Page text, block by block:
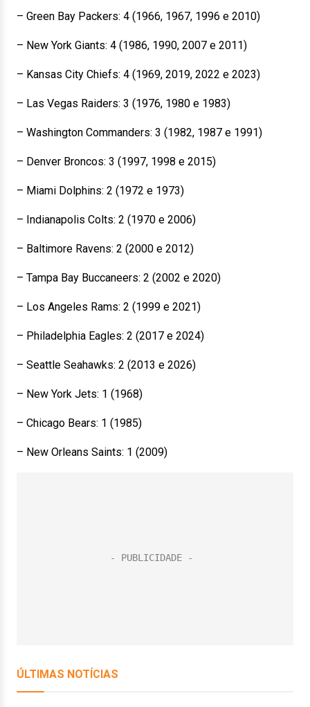
– Green Bay Packers: 4 (1966, 1967, 1996 e 2010)
– New York Giants: 4 (1986, 1990, 2007 e 2011)
– Kansas City Chiefs: 4 (1969, 2019, 2022 e 2023)
– Las Vegas Raiders: 3 (1976, 1980 e 1983)
– Washington Commanders: 3 (1982, 1987 e 1991)
– Denver Broncos: 3 (1997, 1998 e 2015)
– Miami Dolphins: 2 (1972 e 1973)
– Indianapolis Colts: 2 (1970 e 2006)
– Baltimore Ravens: 2 (2000 e 2012)
– Tampa Bay Buccaneers: 2 (2002 e 2020)
– Los Angeles Rams: 2 (1999 e 2021)
– Philadelphia Eagles: 2 (2017 e 2024)
– Seattle Seahawks: 2 (2013 e 2026)
– New York Jets: 1 (1968)
– Chicago Bears: 1 (1985)
– New Orleans Saints: 1 (2009)